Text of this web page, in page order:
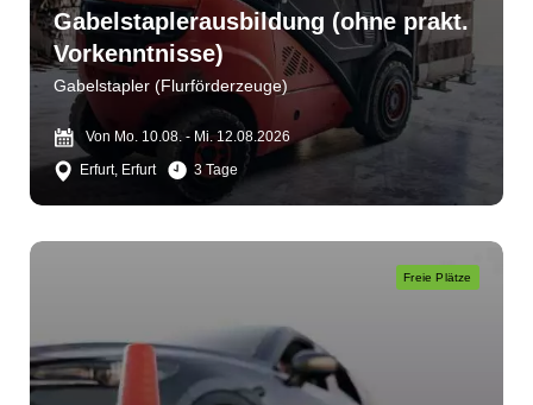
Gabelstaplerausbildung (ohne prakt.
Vorkenntnisse)
Gabelstapler (Flurförderzeuge)
Von Mo. 10.08. - Mi. 12.08.2026
Erfurt, Erfurt
3 Tage
Freie Plätze